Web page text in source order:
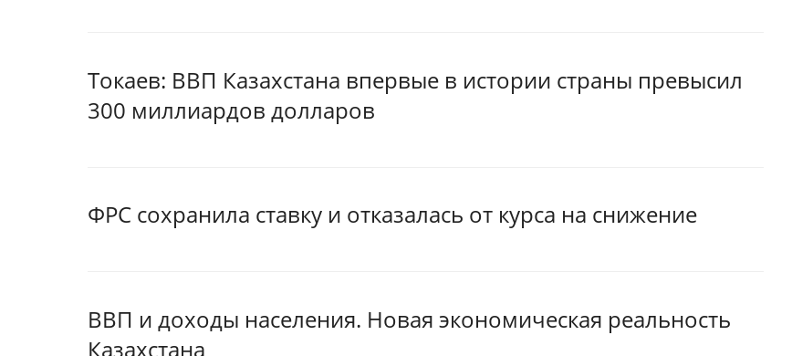
Токаев: ВВП Казахстана впервые в истории страны превысил
300 миллиардов долларов
ФРС сохранила ставку и отказалась от курса на снижение
ВВП и доходы населения. Новая экономическая реальность
Казахстана